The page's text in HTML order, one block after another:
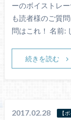
ーのボイストレ
も読者様のご質
問はこれ！ 名前:
続きを読む
2017.02.28 【